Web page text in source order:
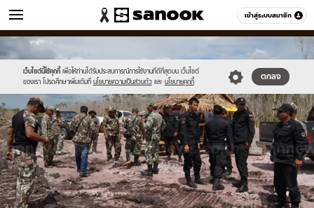
เข้าสู่ระบบสมาชิก
ข่าว หมวดอื่นๆ
เว็บไซต์นี้ใช้คุกกี้ เพื่อให้ท่านได้รับประสบการณ์การใช้งานที่ดีที่สุดบน เว็บไซต์
ของเรา โปรดศึกษาเพิ่มเติมที่ นโยบายความเป็นส่วนตัว และ นโยบายคุกกี้
ตกลง
Sanook
//s.isanook.com/sr/0/images/logo-
new-
sanook.png
//s.isanook.com/ns/0/ud/368/1842203/636837-
01.jpg